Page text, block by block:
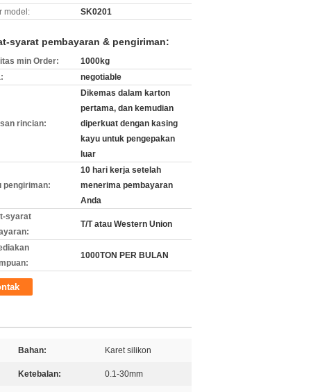
model:
SK0201
syarat pembayaran & pengiriman:
min Order:
1000kg
negotiable
rincian:
Dikemas dalam karton
pertama, dan kemudian
diperkuat dengan kasing
kayu untuk pengepakan
luar
pengiriman:
10 hari kerja setelah
menerima pembayaran
Anda
syarat
T/T atau Western Union
1000TON PER BULAN
Bahan: Karet silikon
Ketebalan: 0.1-30mm